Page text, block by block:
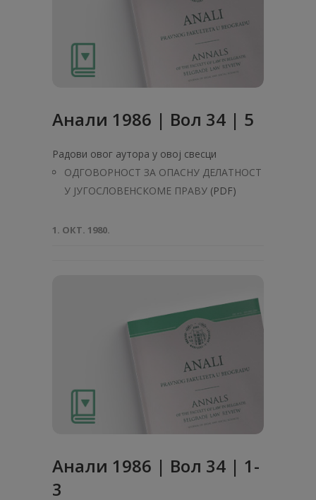
Анaли 1986 | Вол 34 | 5
Радови овог аутора у овој свесци
ОДГОВОРНОСТ ЗА ОПАСНУ ДЕЛАТНОСТ
У ЈУГОСЛОВЕНСКОМЕ ПРАВУ (PDF)
1. ОКТ. 1980.
Анaли 1986 | Вол 34 | 1-
3